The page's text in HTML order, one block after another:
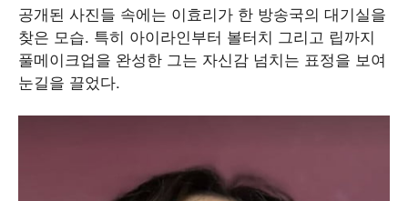
공개된 사진들 속에는 이효리가 한 방송국의 대기실을
찾은 모습. 특히 아이라인부터 볼터치 그리고 립까지
풀메이크업을 완성한 그는 자신감 넘치는 표정을 보여
눈길을 끌었다.